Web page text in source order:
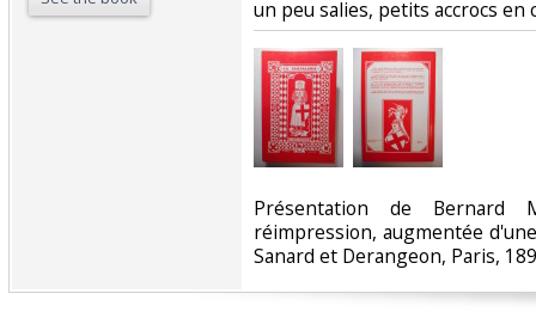
un peu salies, petits accrocs en
‎Présentation de
réimpression, augmentée
Sanard et Derangeon, Paris,